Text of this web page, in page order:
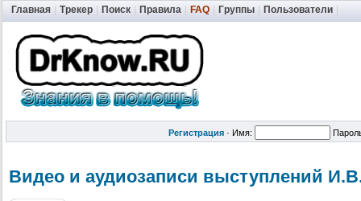
Главная Трекер Поиск Правила FAQ Группы Пользователи
Регистрация · Имя:
Видео и аудиозаписи выступлений